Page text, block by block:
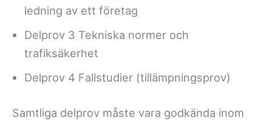
ledning av ett företag
Delprov 3 Tekniska normer och
trafiksäkerhet
Delprov 4 Fallstudier (tillämpningsprov)
Samtliga delprov måste vara godkända inom